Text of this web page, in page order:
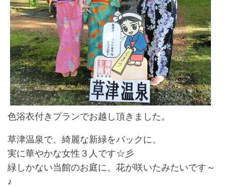
色浴衣付きプランでお越し頂きました。
草津温泉で、綺麗な新緑をバックに、
実に華やかな女性３人です☆彡
緑しかない当館のお庭に、花が咲いたみたいです～
♪